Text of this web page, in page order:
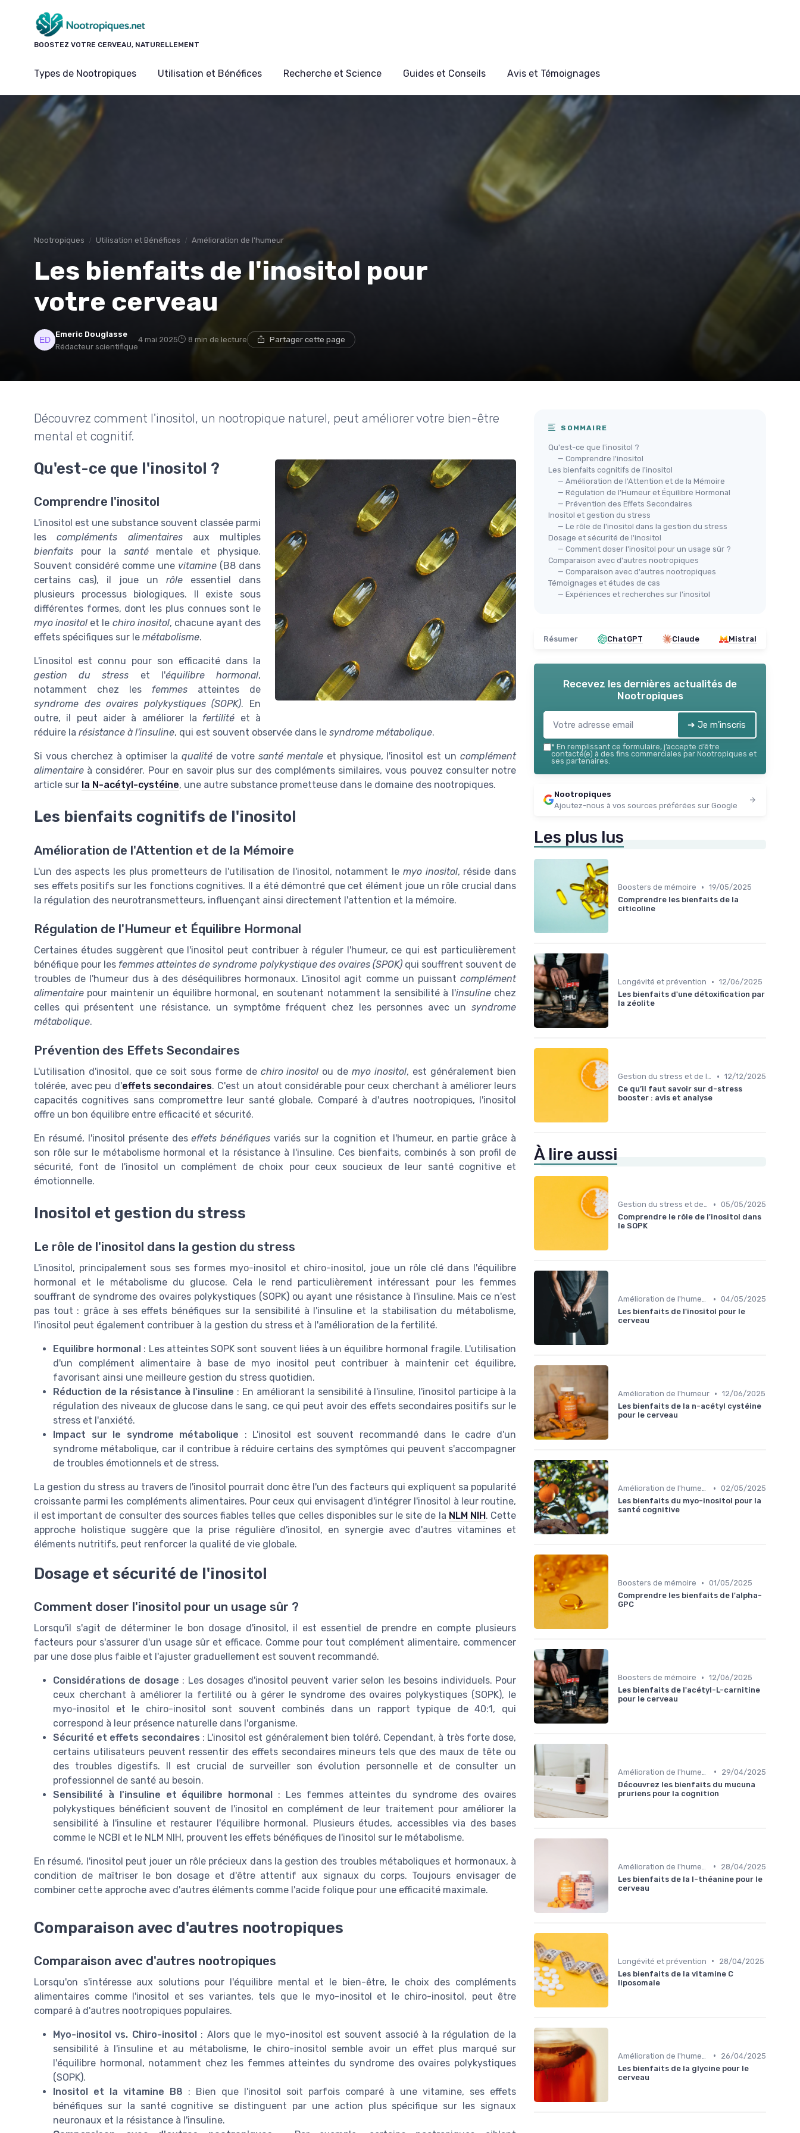
BOOSTEZ VOTRE CERVEAU, NATURELLEMENT
Types de Nootropiques Utilisation et Bénéfices Recherche et Science Guides et Conseils Avis et Témoignages
Nootropiques Utilisation et Bénéfices Amélioration de l'humeur
Les bienfaits de l'inositol pour
votre cerveau
Emeric Douglasse
Rédacteur scientifique
4 mai 2025 8 min de lecture Partager cette page
Découvrez comment l'inositol, un nootropique naturel, peut améliorer votre bien-être
mental et cognitif.
Qu'est-ce que l'inositol ?
Comprendre l'inositol
L'inositol est une substance souvent classée parmi
lescompléments alimentairesaux multiples
bienfaits pour la santémentale et physique.
Souvent considéré comme une vitamine (B8 dans
certains cas), il joue un rôle essentiel dans
plusieurs processus biologiques. Il existe sous
différentes formes, dont les plus connues sont le
myo inositol et le chiro inositol, chacune ayant des
effets spécifiques sur le métabolisme.
L'inositol est connu pour son efficacité dans la
gestion du stress et l'équilibre hormonal,
notamment chez les femmes atteintes de
syndrome des ovaires polykystiques (SOPK). En
outre, il peut aider à améliorer la fertilité et à
réduire la résistance à l'insuline, qui est souvent observée dans le syndrome métabolique.
Si vous cherchez à optimiser laqualité de votre santé mentaleet physique, l'inositol est un complément
alimentaire à considérer. Pour en savoir plus sur des compléments similaires, vous pouvez consulter notre
article sur la N-acétyl-cystéine, une autre substance prometteuse dans le domaine des nootropiques.
Les bienfaits cognitifs de l'inositol
Amélioration de l'Attention et de la Mémoire
L'un des aspects les plus prometteurs de l'utilisation de l'inositol, notamment le myo inositol, réside dans
ses effets positifs sur les fonctions cognitives. Il a été démontré que cet élément joue un rôle crucial dans
la régulation des neurotransmetteurs, influençant ainsi directement l'attention et la mémoire.
Régulation de l'Humeur et Équilibre Hormonal
Certaines études suggèrent que l'inositol peut contribuer à réguler l'humeur, ce qui est particulièrement
bénéfique pour les femmes atteintes de syndrome polykystique des ovaires (SPOK)qui souffrent souvent de
troubles de l'humeur dus à des déséquilibres hormonaux. L'inositol agit comme un puissant complément
alimentaire pour maintenir un équilibre hormonal, en soutenant notamment la sensibilité à l'insulinechez
celles qui présentent une résistance, un symptôme fréquent chez les personnes avec un syndrome
métabolique.
Prévention des Effets Secondaires
L'utilisation d'inositol, que ce soit sous forme de chiro inositol ou demyo inositol, est généralement bien
tolérée, avec peu d'effets secondaires. C'est un atout considérable pour ceux cherchant à améliorer leurs
capacités cognitives sans compromettre leur santé globale. Comparé à d'autres nootropiques, l'inositol
offre un bon équilibre entre efficacité et sécurité.
En résumé, l'inositol présente deseffets bénéfiques variés sur la cognition et l'humeur, en partie grâce à
son rôle sur le métabolisme hormonal et la résistance à l'insuline. Ces bienfaits, combinés à son profil de
sécurité, font de l'inositol un complément de choix pour ceux soucieux de leur santé cognitive et
émotionnelle.
Inositol et gestion du stress
Le rôle de l'inositol dans la gestion du stress
L'inositol, principalement sous ses formes myo-inositol et chiro-inositol, joue un rôle clé dans l'équilibre
hormonal et le métabolisme du glucose. Cela le rend particulièrement intéressant pour les femmes
souffrant de syndrome des ovaires polykystiques (SOPK) ou ayant une résistance à l'insuline. Mais ce n'est
pas tout : grâce à ses effets bénéfiques sur la sensibilité à l'insuline et la stabilisation du métabolisme,
l'inositol peut également contribuer à la gestion du stress et à l'amélioration de la fertilité.
Equilibre hormonal : Les atteintes SOPK sont souvent liées à un équilibre hormonal fragile. L'utilisation
d'un complément alimentaire à base de myo inositol peut contribuer à maintenir cet équilibre,
favorisant ainsi une meilleure gestion du stress quotidien.
Réduction de la résistance à l'insuline : En améliorant la sensibilité à l'insuline, l'inositol participe à la
régulation des niveaux de glucose dans le sang, ce qui peut avoir des effets secondaires positifs sur le
stress et l'anxiété.
Impact sur le syndrome métabolique : L'inositol est souvent recommandé dans le cadre d'un
syndrome métabolique, car il contribue à réduire certains des symptômes qui peuvent s'accompagner
de troubles émotionnels et de stress.
La gestion du stress au travers de l'inositol pourrait donc être l'un des facteurs qui expliquent sa popularité
croissante parmi les compléments alimentaires. Pour ceux qui envisagent d'intégrer l'inositol à leur routine,
il est important de consulter des sources fiables telles que celles disponibles sur le site de la NLM NIH. Cette
approche holistique suggère que la prise régulière d'inositol, en synergie avec d'autres vitamines et
éléments nutritifs, peut renforcer la qualité de vie globale.
Dosage et sécurité de l'inositol
Comment doser l'inositol pour un usage sûr ?
Lorsqu'il s'agit de déterminer le bon dosage d'inositol, il est essentiel de prendre en compte plusieurs
facteurs pour s'assurer d'un usage sûr et efficace. Comme pour tout complément alimentaire, commencer
par une dose plus faible et l'ajuster graduellement est souvent recommandé.
Considérations de dosage : Les dosages d'inositol peuvent varier selon les besoins individuels. Pour
ceux cherchant à améliorer la fertilité ou à gérer le syndrome des ovaires polykystiques (SOPK), le
myo-inositol et le chiro-inositol sont souvent combinés dans un rapport typique de 40:1, qui
correspond à leur présence naturelle dans l'organisme.
Sécurité et effets secondaires : L'inositol est généralement bien toléré. Cependant, à très forte dose,
certains utilisateurs peuvent ressentir des effets secondaires mineurs tels que des maux de tête ou
des troubles digestifs. Il est crucial de surveiller son évolution personnelle et de consulter un
professionnel de santé au besoin.
Sensibilité à l'insuline et équilibre hormonal : Les femmes atteintes du syndrome des ovaires
polykystiques bénéficient souvent de l'inositol en complément de leur traitement pour améliorer la
sensibilité à l'insuline et restaurer l'équilibre hormonal. Plusieurs études, accessibles via des bases
comme le NCBI et le NLM NIH, prouvent les effets bénéfiques de l'inositol sur le métabolisme.
En résumé, l'inositol peut jouer un rôle précieux dans la gestion des troubles métaboliques et hormonaux, à
condition de maîtriser le bon dosage et d'être attentif aux signaux du corps. Toujours envisager de
combiner cette approche avec d'autres éléments comme l'acide folique pour une efficacité maximale.
Comparaison avec d'autres nootropiques
Comparaison avec d'autres nootropiques
Lorsqu'on s'intéresse aux solutions pour l'équilibre mental et le bien-être, le choix des compléments
alimentaires comme l'inositol et ses variantes, tels que le myo-inositol et le chiro-inositol, peut être
comparé à d'autres nootropiques populaires.
Myo-inositol vs. Chiro-inositol: Alors que le myo-inositol est souvent associé à la régulation de la
sensibilité à l'insuline et au métabolisme, le chiro-inositol semble avoir un effet plus marqué sur
l'équilibre hormonal, notamment chez les femmes atteintes du syndrome des ovaires polykystiques
(SOPK).
Inositol et la vitamine B8 : Bien que l'inositol soit parfois comparé à une vitamine, ses effets
bénéfiques sur la santé cognitive se distinguent par une action plus spécifique sur les signaux
neuronaux et la résistance à l'insuline.
SOMMAIRE
Qu'est-ce que l'inositol ?
— Comprendre l'inositol
Les bienfaits cognitifs de l'inositol
— Amélioration de l'Attention et de la Mémoire
— Régulation de l'Humeur et Équilibre Hormonal
— Prévention des Effets Secondaires
Inositol et gestion du stress
— Le rôle de l'inositol dans la gestion du stress
Dosage et sécurité de l'inositol
— Comment doser l'inositol pour un usage sûr ?
Comparaison avec d'autres nootropiques
— Comparaison avec d'autres nootropiques
Témoignages et études de cas
— Expériences et recherches sur l'inositol
Résumer ChatGPT Claude Mistral
Recevez les dernières actualités de
Nootropiques
➔ Je m'inscris
* En remplissant ce formulaire, j’accepte d’être
contacté(e) à des fins commerciales par Nootropiques et
ses partenaires.
Nootropiques
Ajoutez-nous à vos sources préférées sur Google
Les plus lus
Boosters de mémoire • 19/05/2025
Comprendre les bienfaits de la
citicoline
Longévité et prévention • 12/06/2025
Les bienfaits d'une détoxification par
la zéolite
Gestion du stress et de l'anxiété • 12/12/2025
Ce qu’il faut savoir sur d-stress
booster : avis et analyse
À lire aussi
Gestion du stress et de l'anxiété • 05/05/2025
Comprendre le rôle de l'inositol dans
le SOPK
Amélioration de l'humeur • 04/05/2025
Les bienfaits de l'inositol pour le
cerveau
Amélioration de l'humeur • 12/06/2025
Les bienfaits de la n-acétyl cystéine
pour le cerveau
Amélioration de l'humeur • 02/05/2025
Les bienfaits du myo-inositol pour la
santé cognitive
Boosters de mémoire • 01/05/2025
Comprendre les bienfaits de l'alpha-
GPC
Boosters de mémoire • 12/06/2025
Les bienfaits de l'acétyl-L-carnitine
pour le cerveau
•
29/04/2025
Découvrez les bienfaits du mucuna
pruriens pour la cognition
•
28/04/2025
Les bienfaits de la l-théanine pour le
cerveau
Longévité et prévention •
28/04/2025
Les bienfaits de la vitamine C
liposomale
•
26/04/2025
Les bienfaits de la glycine pour le
cerveau